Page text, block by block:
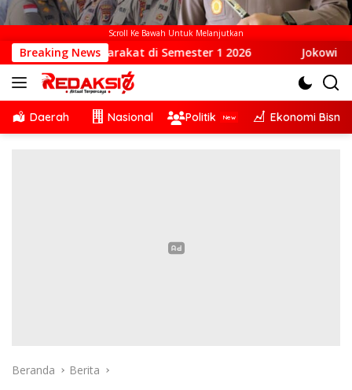
Scroll Ke Bawah Untuk Melanjutkan
Breaking News
Masyarakat di Semester 1 2026 Jokowi Dan NTT:
Daerah Nasional Politik Ekonomi Bisnis
Beranda Berita